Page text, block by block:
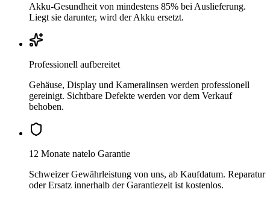
Akku-Gesundheit von mindestens 85% bei Auslieferung.
Liegt sie darunter, wird der Akku ersetzt.
Professionell aufbereitet
Gehäuse, Display und Kameralinsen werden professionell
gereinigt. Sichtbare Defekte werden vor dem Verkauf
behoben.
12 Monate natelo Garantie
Schweizer Gewährleistung von uns, ab Kaufdatum. Reparatur
oder Ersatz innerhalb der Garantiezeit ist kostenlos.